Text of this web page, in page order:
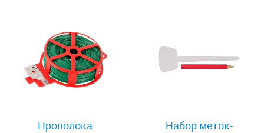
Проволока
Набор меток-